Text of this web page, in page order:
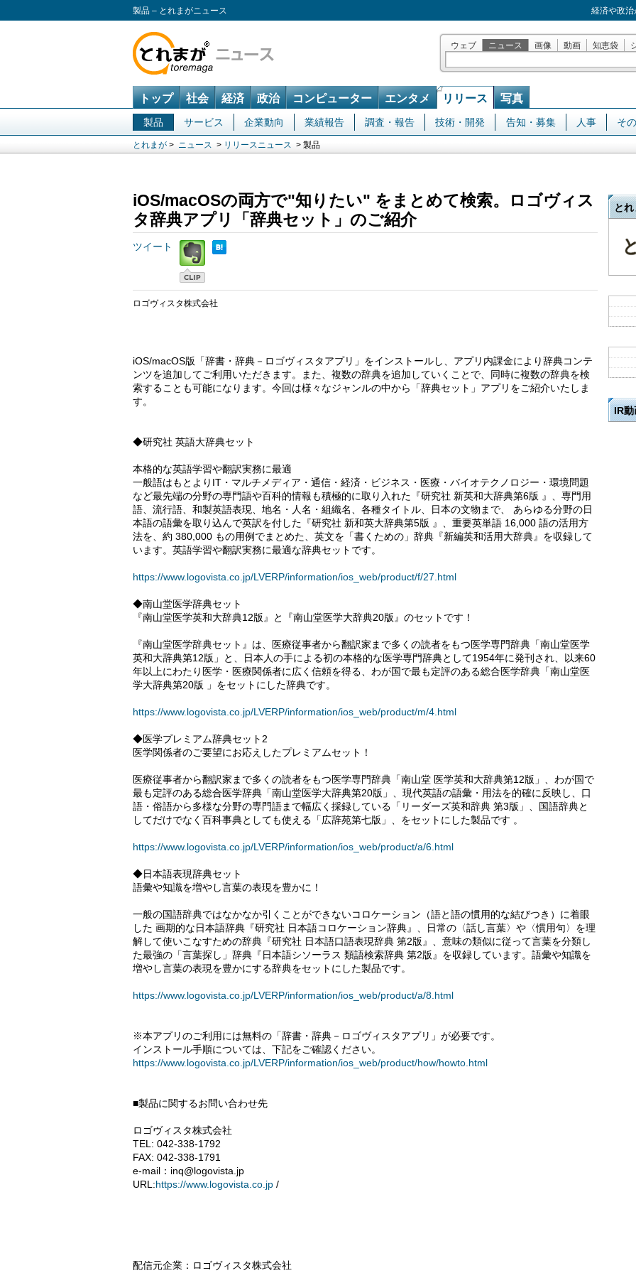
製品 – とれまがニュース 経済や政
ウェブ ニュース 画像 動画 知恵袋
トップ 社会 経済 政治 コンピューター エンタメ リリース 写真
製品 サービス 企業動向 業績報告 調査・報告 技術・開発 告知・募集 人事 そ
とれまが > ニュース > リリースニュース > 製品
iOS/macOSの両方で"知りたい" をまとめて検索。ロゴヴィス
タ辞典アプリ「辞典セット」のご紹介
ツイート
ロゴヴィスタ株式会社
iOS/macOS版「辞書・辞典－ロゴヴィスタアプリ」をインストールし、アプリ内課金により辞典コンテ
ンツを追加してご利用いただきます。また、複数の辞典を追加していくことで、同時に複数の辞典を検
索することも可能になります。今回は様々なジャンルの中から「辞典セット」アプリをご紹介いたしま
す。
◆研究社 英語大辞典セット
本格的な英語学習や翻訳実務に最適
一般語はもとよりIT・マルチメディア・通信・経済・ビジネス・医療・バイオテクノロジー・環境問題
など最先端の分野の専門語や百科的情報も積極的に取り入れた『研究社 新英和大辞典第6版 』、専門用
語、流行語、和製英語表現、地名・人名・組織名、各種タイトル、日本の文物まで、 あらゆる分野の日
本語の語彙を取り込んで英訳を付した『研究社 新和英大辞典第5版 』、重要英単語 16,000 語の活用方
法を、約 380,000 もの用例でまとめた、英文を「書くための」辞典『新編英和活用大辞典』を収録して
います。英語学習や翻訳実務に最適な辞典セットです。
https://www.logovista.co.jp/LVERP/information/ios_web/product/f/27.html
◆南山堂医学辞典セット
『南山堂医学英和大辞典12版』と『南山堂医学大辞典20版』のセットです！
『南山堂医学辞典セット』は、医療従事者から翻訳家まで多くの読者をもつ医学専門辞典「南山堂医学
英和大辞典第12版」と、日本人の手による初の本格的な医学専門辞典として1954年に発刊され、以来60
年以上にわたり医学・医療関係者に広く信頼を得る、わが国で最も定評のある総合医学辞典「南山堂医
学大辞典第20版 」をセットにした辞典です。
https://www.logovista.co.jp/LVERP/information/ios_web/product/m/4.html
◆医学プレミアム辞典セット2
医学関係者のご要望にお応えしたプレミアムセット！
医療従事者から翻訳家まで多くの読者をもつ医学専門辞典「南山堂 医学英和大辞典第12版」、わが国で
最も定評のある総合医学辞典「南山堂医学大辞典第20版」、現代英語の語彙・用法を的確に反映し、口
語・俗語から多様な分野の専門語まで幅広く採録している「リーダーズ英和辞典 第3版」、国語辞典と
してだけでなく百科事典としても使える「広辞苑第七版」、をセットにした製品です 。
https://www.logovista.co.jp/LVERP/information/ios_web/product/a/6.html
◆日本語表現辞典セット
語彙や知識を増やし言葉の表現を豊かに！
一般の国語辞典ではなかなか引くことができないコロケーション（語と語の慣用的な結びつき）に着眼
した 画期的な日本語辞典『研究社 日本語コロケーション辞典』、日常の〈話し言葉〉や〈慣用句〉を理
解して使いこなすための辞典『研究社 日本語口語表現辞典 第2版』、意味の類似に従って言葉を分類し
た最強の「言葉探し」辞典『日本語シソーラス 類語検索辞典 第2版』を収録しています。語彙や知識を
増やし言葉の表現を豊かにする辞典をセットにした製品です。
https://www.logovista.co.jp/LVERP/information/ios_web/product/a/8.html
※本アプリのご利用には無料の「辞書・辞典－ロゴヴィスタアプリ」が必要です。
インストール手順については、下記をご確認ください。
https://www.logovista.co.jp/LVERP/information/ios_web/product/how/howto.html
■製品に関するお問い合わせ先
ロゴヴィスタ株式会社
TEL: 042-338-1792
FAX: 042-338-1791
e-mail：inq@logovista.jp
URL:https://www.logovista.co.jp /
配信元企業：ロゴヴィスタ株式会社
とれ
IR動